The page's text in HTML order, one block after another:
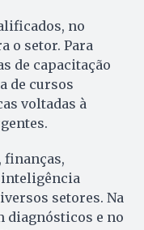
no
o setor. Para
de capacitação
de cursos
voltadas à
finanças,
inteligência
setores. Na
diagnósticos e no